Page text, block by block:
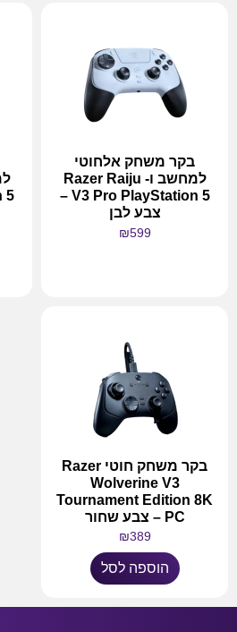
בקר משחק אלחוטי
למחשב ו- Razer Raiju
V3 Pro PlayStation 5 –
צבע לבן
₪599
בקר משחק חוטי Razer
Wolverine V3
Tournament Edition 8K
PC – צבע שחור
₪389
הוספה לסל